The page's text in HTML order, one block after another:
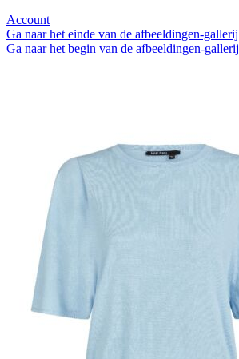
Account
Ga naar het einde van de afbeeldingen-gallerij
Ga naar het begin van de afbeeldingen-gallerij